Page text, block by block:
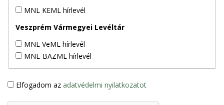
MNL KEML hírlevél
Veszprém Vármegyei Levéltár
MNL VeML hírlevél
MNL-BAZML hírlevél
Elfogadom az adatvédelmi nyilatkozatot